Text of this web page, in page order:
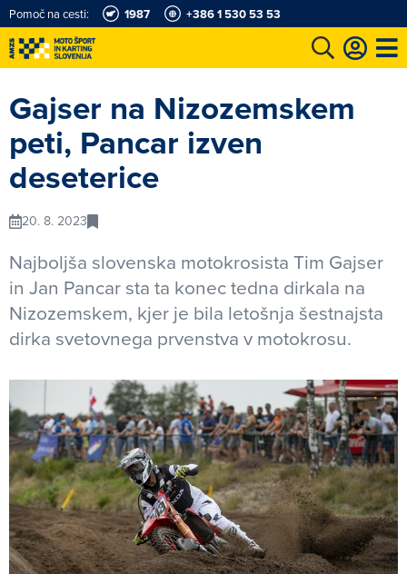
Pomoč na cesti: 1987 +386 1 530 53 53
Gajser na Nizozemskem
peti, Pancar izven
deseterice
20. 8. 2023
Najboljša slovenska motokrosista Tim Gajser
in Jan Pancar sta ta konec tedna dirkala na
Nizozemskem, kjer je bila letošnja šestnajsta
dirka svetovnega prvenstva v motokrosu.